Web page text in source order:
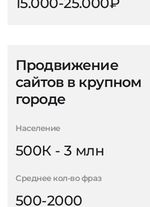
Продвижение
сайтов в крупном
городе
Население
500К - 3 млн
Среднее кол-во фраз
500-2000